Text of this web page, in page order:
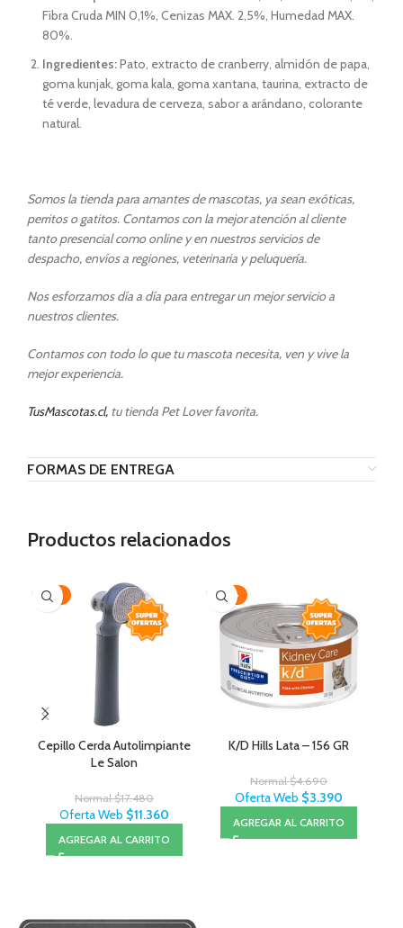
Fibra Cruda MIN 0,1%, Cenizas MAX. 2,5%, Humedad MAX.
80%.
Ingredientes:Pato, extracto de cranberry, almidón de papa,
goma kunjak, goma kala, goma xantana, taurina, extracto de
té verde, levadura de cerveza, sabor a arándano, colorante
natural.
Somos la tienda para amantes de mascotas, ya sean exóticas,
perritos o gatitos. Contamos con la mejor atención al cliente
tanto presencial como online y en nuestros servicios de
despacho, envíos a regiones, veterinaria y peluquería.
Nos esforzamos día a día para entregar un mejor servicio a
nuestros clientes.
Contamos con todo lo que tu mascota necesita, ven y vive la
mejor experiencia.
TusMascotas.cl, tu tienda Pet Lover favorita.
FORMAS DE ENTREGA
Productos relacionados
-35%
Cepillo Cerda Autolimpiante
Le Salon
Normal$17.480
Oferta Web $11.360
AGREGAR AL CARRITO
-28%
K/D Hills Lata – 156 GR
Normal$4.690
Oferta Web $3.390
AGREGAR AL CARRITO